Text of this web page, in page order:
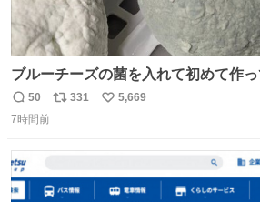
ブルーチーズの菌を入れて初めて作
けど 本能でちょっとヤバいと思っち
返
信
50
リ
数
331
い
5,669
7時間前